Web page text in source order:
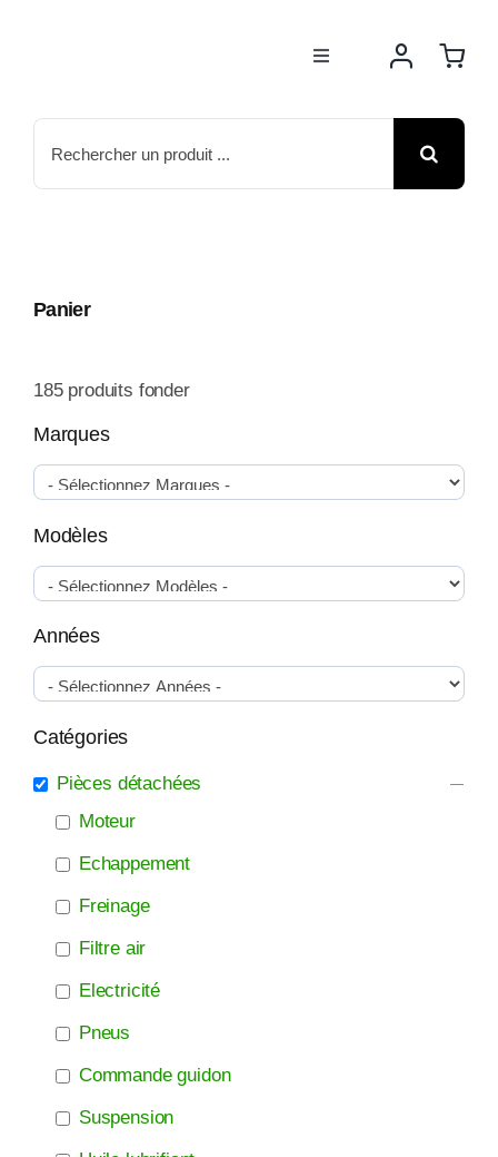
Toggle
BOUTIQUE
NOS MARQUES
Panier
185produits fonder
Marques
Modèles
Années
Catégories
Pièces détachées
Moteur
Echappement
Freinage
Filtre air
Electricité
Pneus
Commande guidon
Suspension